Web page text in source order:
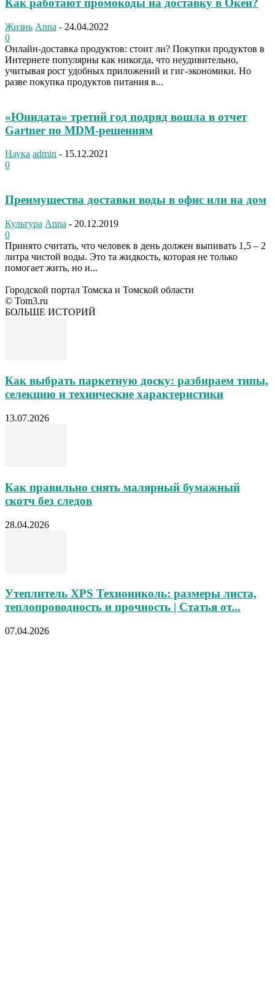
Как работают промокоды на доставку в Окей?
Жизнь Anna - 24.04.2022
0
Онлайн-доставка продуктов: стоит ли? Покупки продуктов в
Интернете популярны как никогда, что неудивительно,
учитывая рост удобных приложений и гиг-экономики. Но
разве покупка продуктов питания в...
«Юнидата» третий год подряд вошла в отчет
Gartner по MDM-решениям
Наука admin - 15.12.2021
0
Преимущества доставки воды в офис или на дом
Культура Anna - 20.12.2019
0
Принято считать, что человек в день должен выпивать 1,5 – 2
литра чистой воды. Это та жидкость, которая не только
помогает жить, но и...
Городской портал Томска и Томской области
© Tom3.ru
БОЛЬШЕ ИСТОРИЙ
Как выбрать паркетную доску: разбираем типы,
селекцию и технические характеристики
13.07.2026
Как правильно снять малярный бумажный
скотч без следов
28.04.2026
Утеплитель XPS Технониколь: размеры листа,
теплопроводность и прочность | Статья от...
07.04.2026